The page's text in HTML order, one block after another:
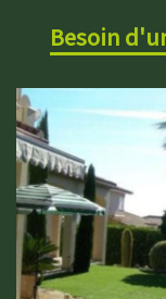
Besoin